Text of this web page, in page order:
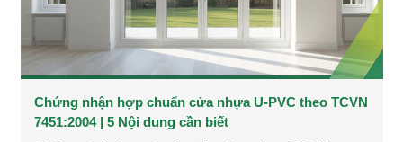
Chứng nhận hợp chuẩn cửa nhựa U-PVC theo TCVN
7451:2004 | 5 Nội dung cần biết